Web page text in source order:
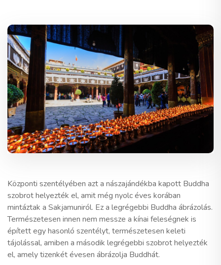
Központi szentélyében azt a nászajándékba kapott Buddha
szobrot helyezték el, amit még nyolc éves korában
mintáztak a Sakjamuniról. Ez a legrégebbi Buddha ábrázolás.
Természetesen innen nem messze a kínai feleségnek is
épített egy hasonló szentélyt, természetesen keleti
tájolással, amiben a második legrégebbi szobrot helyezték
el, amely tizenkét évesen ábrázolja Buddhát.